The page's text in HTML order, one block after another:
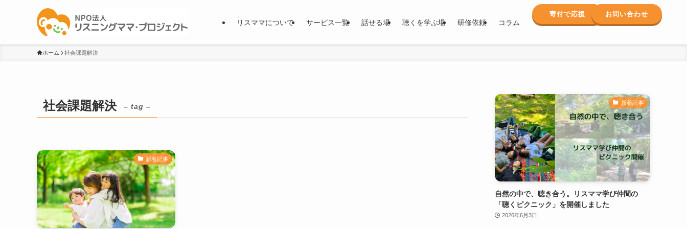
リスママについて サービス一覧 話せる場 聴くを学ぶ場 研修依頼 コラム
寄付で応援 お問い合わせ
ホーム 社会課題解決
社会課題解決 – tag –
新着記事
新着記事
自然の中で、聴き合う。リスママ学び仲間の
「聴くピクニック」を開催しました
2026年6月3日